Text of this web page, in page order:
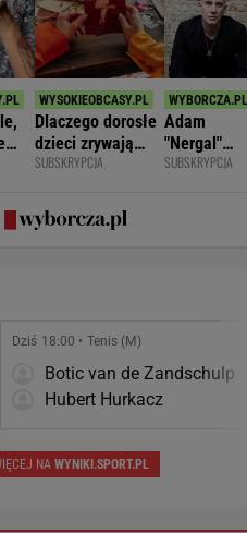
Dlaczego dorosłe
dzieci zrywają
kontakt z
SUBSKRYPCJA
Adam
"Nergal"
Darski: Ja
SUBSKRYPCJA
Dziś 18:00 • Tenis (M)
Botic van de Zandschulp
Hubert Hurkacz
NAWYNIKI.SPORT.PL